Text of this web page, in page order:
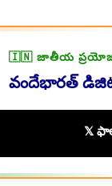
🇮🇳 జాతీయ
వందేభారత్
𝕏